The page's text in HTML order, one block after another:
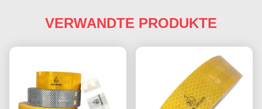
VERWANDTE PRODUKTE